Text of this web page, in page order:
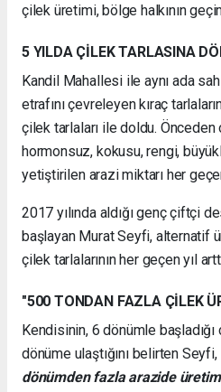
çilek üretimi, bölge halkının
5 YILDA ÇİLEK TARLASINA
Kandil Mahallesi ile aynı ada
etrafını çevreleyen kıraç
çilek tarlaları ile doldu.
hormonsuz, kokusu, rengi,
yetiştirilen arazi miktarı her
2017 yılında aldığı genç çiftçi
başlayan Murat Seyfi, alternatif
çilek tarlalarının her geçen yıl
"500 TONDAN FAZLA ÇİLEK
Kendisinin, 6 dönümle
dönüme ulaştığını belirten Seyfi,
dönümden fazla arazide üretim